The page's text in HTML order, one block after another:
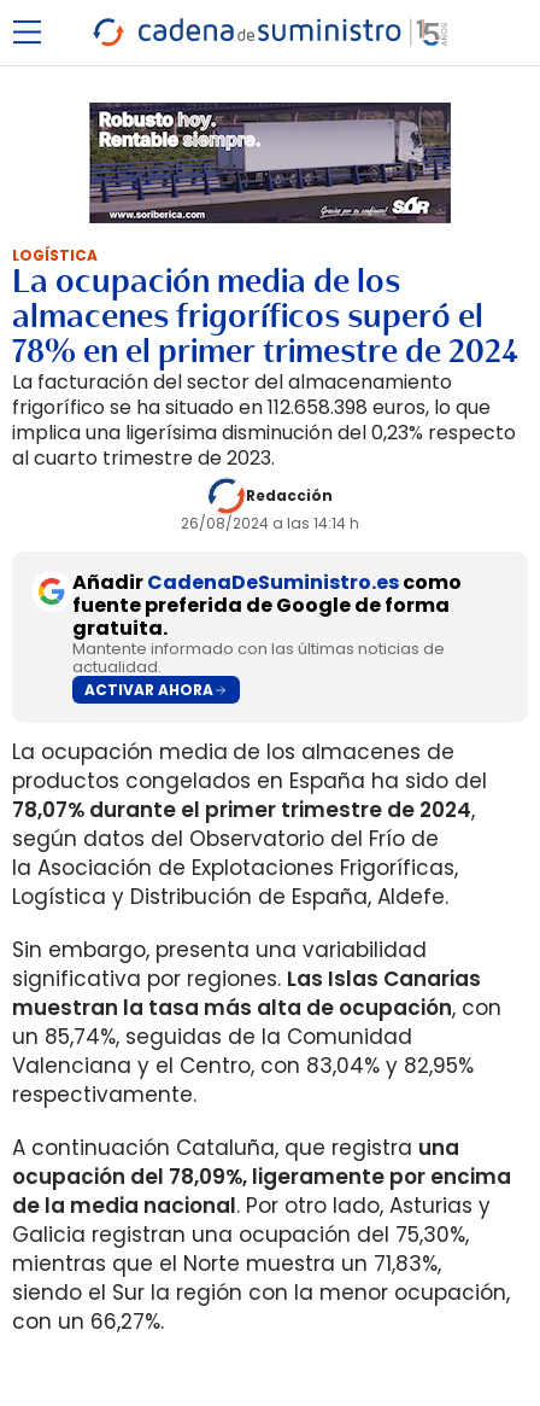
LOGÍSTICA
La ocupación media de los
almacenes frigoríficos superó el
78% en el primer trimestre de 2024
La facturación del sector del almacenamiento
frigorífico se ha situado en 112.658.398 euros, lo que
implica una ligerísima disminución del 0,23% respecto
al cuarto trimestre de 2023.
Redacción
26/08/2024 a las 14:14 h
AñadirCadenaDeSuministro.escomo
fuente preferida de Google de forma
gratuita.
Mantente informado con las últimas noticias de
actualidad.
ACTIVAR AHORA
La ocupación media de los almacenes de
productos congelados en España ha sido del
78,07% durante el primer trimestre de 2024,
según datos del Observatorio del Frío de
la Asociación de Explotaciones Frigoríficas,
Logística y Distribución de España, Aldefe.
Sin embargo, presenta una variabilidad
significativa por regiones. Las Islas Canarias
muestran la tasa más alta de ocupación, con
un 85,74%, seguidas de la Comunidad
Valenciana y el Centro, con 83,04% y 82,95%
respectivamente.
A continuación Cataluña, que registra una
ocupación del 78,09%, ligeramente por encima
de la media nacional. Por otro lado, Asturias y
Galicia registran una ocupación del 75,30%,
mientras que el Norte muestra un 71,83%,
siendo el Sur la región con la menor ocupación,
con un 66,27%.